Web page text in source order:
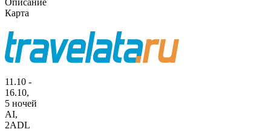
Карта
11.10 -
16.10,
5 ночей
AI,
2ADL